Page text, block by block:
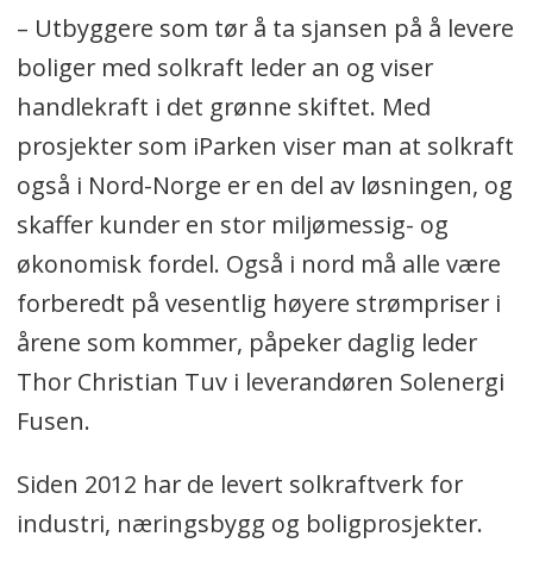
– Utbyggere som tør å ta sjansen på å levere
boliger med solkraft leder an og viser
handlekraft i det grønne skiftet. Med
prosjekter som iParken viser man at solkraft
også i Nord-Norge er en del av løsningen, og
skaffer kunder en stor miljømessig- og
økonomisk fordel. Også i nord må alle være
forberedt på vesentlig høyere strømpriser i
årene som kommer, påpeker daglig leder
Thor Christian Tuv i leverandøren Solenergi
Fusen.
Siden 2012 har de levert solkraftverk for
industri, næringsbygg og boligprosjekter.